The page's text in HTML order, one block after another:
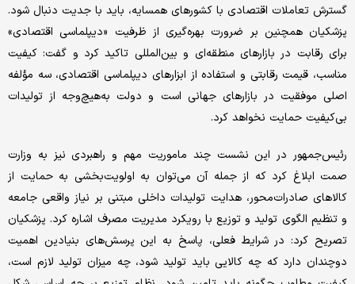
گسترش تعاملات اقتصادی با کشورهای همسایه، باید با جدیت دنبال شود.
پزشکیان همچنین بر ضرورت بهره‌گیری از ظرفیت «دیپلماسی اقتصادی»
برای رقابت در بازارهای منطقه‌ای و بین‌المللی تاکید کرد و گفت: کیفیت
مناسب، قیمت رقابتی و استفاده از ابزارهای دیپلماسی اقتصادی، سه مؤلفه
اصلی موفقیت در بازارهای جهانی است و دولت به‌هیچ‌وجه از تولیدات
بی‌کیفیت حمایت نخواهد کرد.
رئیس‌جمهور در این نشست چند ماموریت مهم و راهبردی نیز به وزارت
صمت ابلاغ کرد که از جمله آن می‌توان به اولویت‌بخشی به حمایت از
کالاهای صادرات‌محور، هدایت تولیدات داخلی مبتنی بر نیاز واقعی جامعه
و تنظیم الگوی تولید و توزیع با رویکرد مدیریت مصرف اشاره کرد. پزشکیان
تصریح کرد: در شرایط فعلی، پاسخ به این پرسش‌های بنیادین اهمیت
دوچندان دارد که چه کالایی باید تولید شود، چه میزان تولید لازم است،